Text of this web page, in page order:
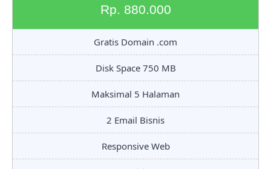
Rp. 880.000
Gratis Domain .com
Disk Space 750 MB
Maksimal 5 Halaman
2 Email Bisnis
Responsive Web